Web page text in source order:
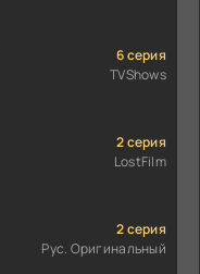
6 серия
TVShows
2 серия
LostFilm
2 серия
Рус. Оригинальный